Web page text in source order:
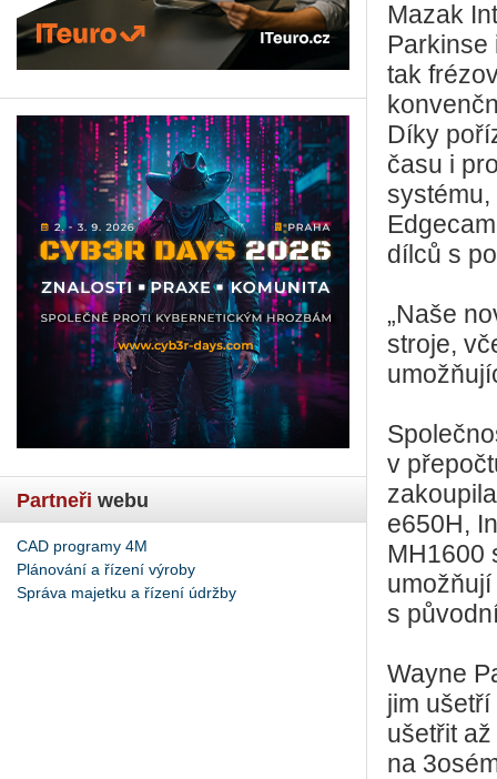
Partneři webu
CAD programy 4M
Plánování a řízení výroby
Správa majetku a řízení údržby
Mazak
tak
Díky
času i
dílců s
„Naše
stroje,
v
e650H,
MH1600
s
Wayne
jim
ušetřit
na